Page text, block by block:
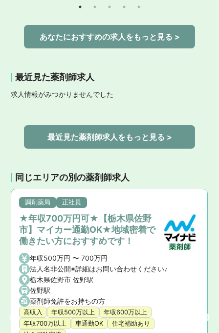
あなたにおすすめの求人をもっと見る >
最近見た薬剤師求人
求人情報がみつかりませんでした
最近見た薬剤師求人をもっと見る >
同じエリアの別の薬剤師求人
調剤薬局 正社員
★年収700万円可★【栃木県佐野
市】マイカー通勤OK★地域密着で
働きたい方におすすめです！
年収500万円 〜 700万円
法人名非公開※詳細はお問い合わせください♪
栃木県佐野市 佐野駅
佐野駅
薬剤師免許をお持ちの方
高収入 年収500万以上
年収600万以上
年収700万以上
車通勤OK
住宅補助あり